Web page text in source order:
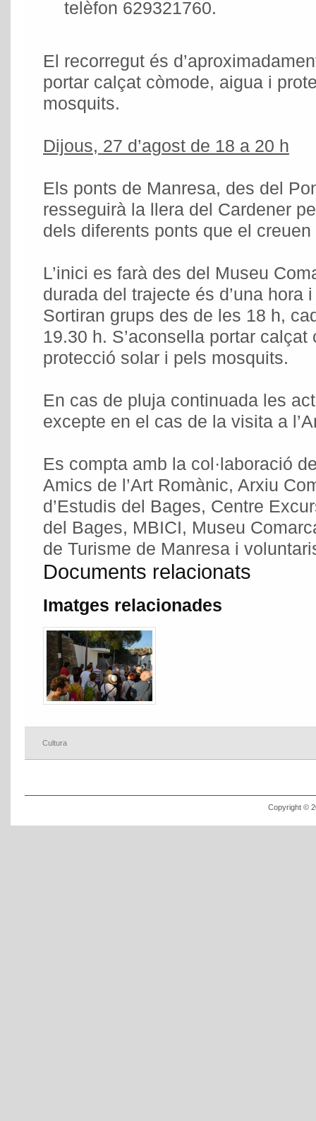
telèfon 629321760.
El recorregut és
portar calçat còmode, aigua i
mosquits.
Dijous, 27 d’agost de 18 a 20 h
Els ponts de Manresa, des del
resseguirà la llera del Cardener
dels diferents ponts que el
L’inici es farà des del Museu
durada del trajecte és d’una hora
Sortiran grups des de les 18 h,
19.30 h. S’aconsella portar
protecció solar i pels mosquits.
En cas de pluja continuada les
excepte en el cas de la visita a
Es compta amb la col·laboració
Amics de l’Art Romànic, Arxiu
d’Estudis del Bages, Centre
del Bages, MBICI, Museu
de Turisme de Manresa i
Documents relacionats
Imatges relacionades
Cultura
Copyright ©